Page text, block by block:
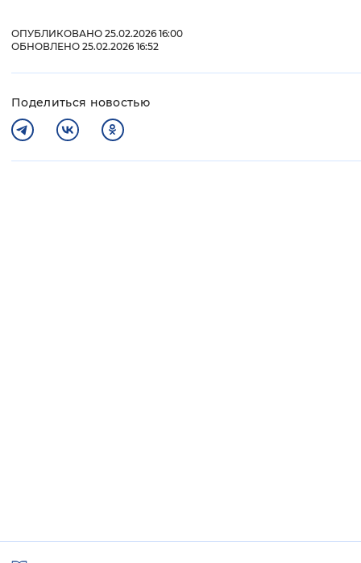
ОПУБЛИКОВАНО 25.02.2026 16:00
ОБНОВЛЕНО 25.02.2026 16:52
Поделиться новостью